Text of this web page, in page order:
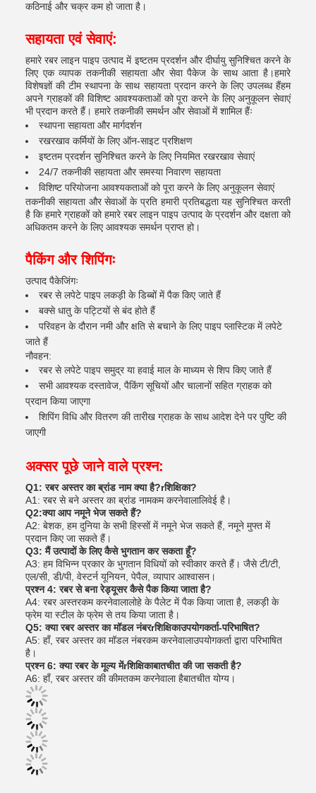
कठिनाई और चक्र कम हो जाता है।
सहायता एवं सेवाएं:
हमारे रबर लाइन पाइप उत्पाद में इष्टतम प्रदर्शन और दीर्घायु सुनिश्चित करने के
लिए एक व्यापक तकनीकी सहायता और सेवा पैकेज के साथ आता है।हमारे
विशेषज्ञों की टीम स्थापना के साथ सहायता प्रदान करने के लिए उपलब्ध हैंहम
अपने ग्राहकों की विशिष्ट आवश्यकताओं को पूरा करने के लिए अनुकूलन सेवाएं
भी प्रदान करते हैं। हमारे तकनीकी समर्थन और सेवाओं में शामिल हैंः
स्थापना सहायता और मार्गदर्शन
रखरखाव कर्मियों के लिए ऑन-साइट प्रशिक्षण
इष्टतम प्रदर्शन सुनिश्चित करने के लिए नियमित रखरखाव सेवाएं
24/7 तकनीकी सहायता और समस्या निवारण सहायता
विशिष्ट परियोजना आवश्यकताओं को पूरा करने के लिए अनुकूलन सेवाएं
तकनीकी सहायता और सेवाओं के प्रति हमारी प्रतिबद्धता यह सुनिश्चित करती
है कि हमारे ग्राहकों को हमारे रबर लाइन पाइप उत्पाद के प्रदर्शन और दक्षता को
अधिकतम करने के लिए आवश्यक समर्थन प्राप्त हो।
पैकिंग और शिपिंगः
उत्पाद पैकेजिंगः
रबर से लपेटे पाइप लकड़ी के डिब्बों में पैक किए जाते हैं
बक्से धातु के पट्टियों से बंद होते हैं
परिवहन के दौरान नमी और क्षति से बचाने के लिए पाइप प्लास्टिक में लपेटे
जाते हैं
नौवहन:
रबर से लपेटे पाइप समुद्र या हवाई माल के माध्यम से शिप किए जाते हैं
सभी आवश्यक दस्तावेज, पैकिंग सूचियों और चालानों सहित ग्राहक को
प्रदान किया जाएगा
शिपिंग विधि और वितरण की तारीख ग्राहक के साथ आदेश देने पर पुष्टि की
जाएगी
अक्सर पूछे जाने वाले प्रश्न:
Q1: रबर अस्तर का ब्रांड नाम क्या है?rशिक्षिका?
A1: रबर से बने अस्तर का ब्रांड नामकम करनेवालालिवेई है।
Q2:क्या आप नमूने भेज सकते हैं?
A2: बेशक, हम दुनिया के सभी हिस्सों में नमूने भेज सकते हैं, नमूने मुफ्त में
प्रदान किए जा सकते हैं।
Q3: मैं उत्पादों के लिए कैसे भुगतान कर सकता हूँ?
A3: हम विभिन्न प्रकार के भुगतान विधियों को स्वीकार करते हैं। जैसे टी/टी,
एल/सी, डी/पी, वेस्टर्न यूनियन, पेपैल, व्यापार आश्वासन।
प्रश्न 4: रबर से बना रेड्यूसर कैसे पैक किया जाता है?
A4: रबर अस्तरकम करनेवालालोहे के पैलेट में पैक किया जाता है, लकड़ी के
फ्रेम या स्टील के फ्रेम से तय किया जाता है।
Q5: क्या रबर अस्तर का मॉडल नंबरrशिक्षिकाउपयोगकर्ता-परिभाषित?
A5: हाँ, रबर अस्तर का मॉडल नंबरकम करनेवालाउपयोगकर्ता द्वारा परिभाषित
है।
प्रश्न 6: क्या रबर के मूल्य मेंrशिक्षिकाबातचीत की जा सकती है?
A6: हाँ, रबर अस्तर की कीमतकम करनेवाला हैबातचीत योग्य।